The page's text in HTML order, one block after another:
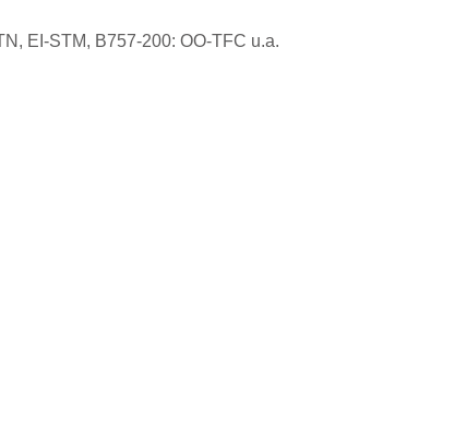
EI-STM, B757-200: OO-TFC u.a.